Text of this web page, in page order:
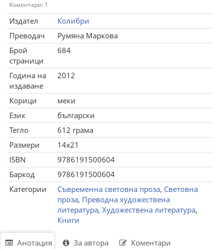
Коментари: 1
Издател
Колибри
Преводач
Румяна Маркова
Брой
страници
684
Година на
издаване
2012
Корици
меки
Език
български
Тегло
612 грама
Размери
14x21
ISBN
9786191500604
Баркод
9786191500604
Категории
Съвременна световна проза, Световна
проза, Преводна художествена
литература, Художествена литература,
Книги
Анотация За автора Коментари